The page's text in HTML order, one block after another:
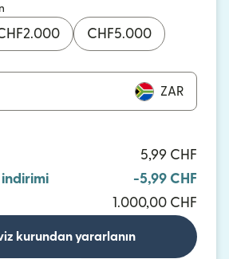
2.000 CHF5.000
ZAR
5,99 CHF
-5,99 CHF
1.000,00 CHF
kurundan yararlanın